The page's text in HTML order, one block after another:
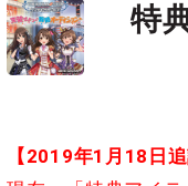
特
【2019年1月18日追